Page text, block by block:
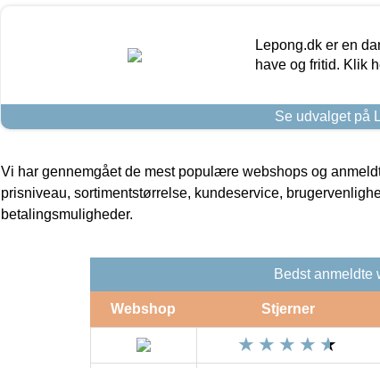
Lepong.dk er en
have og fritid. Klik
Se udvalget på
Vi har gennemgået de mest populære webshops og
prisniveau, sortimentstørrelse, kundeservice,
betalingsmuligheder.
Bedst anmeldte
Webshop Stjerner